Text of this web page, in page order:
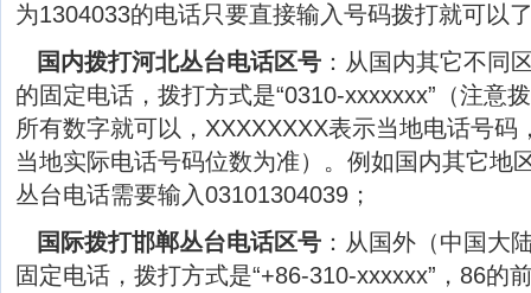
为1304033的电话只要直接输入号码拨打就可以
国内拨打河北丛台电话区号 ：从国内其它不同
的固定电话，拨打方式是“0310-xxxxxxx”（注意
所有数字就可以，XXXXXXXX表示当地电话号码
当地实际电话号码位数为准）。例如国内其它地
丛台电话需要输入03101304039；
国际拨打邯郸丛台电话区号 ：从国外（中国大
固定电话，拨打方式是“+86-310-xxxxxx”，86的